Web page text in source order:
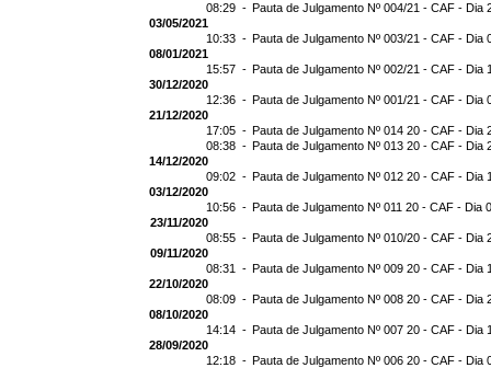
08:29 - Pauta de Julgamento Nº 004/21 - CAF - Dia
03/05/2021
10:33 - Pauta de Julgamento Nº 003/21 - CAF - Dia
08/01/2021
15:57 - Pauta de Julgamento Nº 002/21 - CAF - Dia
30/12/2020
12:36 - Pauta de Julgamento Nº 001/21 - CAF - Dia
21/12/2020
17:05 - Pauta de Julgamento Nº 014 20 - CAF - Dia
08:38 - Pauta de Julgamento Nº 013 20 - CAF - Dia
14/12/2020
09:02 - Pauta de Julgamento Nº 012 20 - CAF - Dia
03/12/2020
10:56 - Pauta de Julgamento Nº 011 20 - CAF - Dia
23/11/2020
08:55 - Pauta de Julgamento Nº 010/20 - CAF - Dia
09/11/2020
08:31 - Pauta de Julgamento Nº 009 20 - CAF - Dia
22/10/2020
08:09 - Pauta de Julgamento Nº 008 20 - CAF - Dia
08/10/2020
14:14 - Pauta de Julgamento Nº 007 20 - CAF - Dia
28/09/2020
12:18 - Pauta de Julgamento Nº 006 20 - CAF - Dia